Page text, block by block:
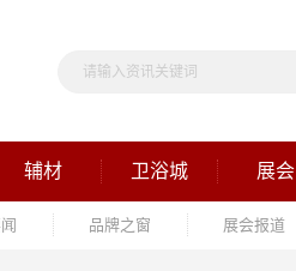
辅材 卫浴城 展会
品牌之窗 展会报道